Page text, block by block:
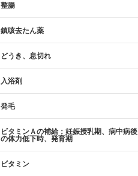
整腸
鎮咳去たん薬
どうき、息切れ
入浴剤
発毛
ビタミンＡの補給：妊娠授乳期、病中病後
の体力低下時、発育期
ビタミン